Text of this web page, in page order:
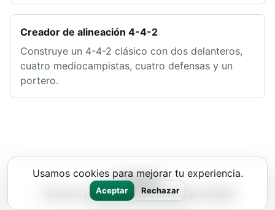
Usamos cookies para mejorar tu experiencia.
Aceptar Rechazar
Creador de alineación 4-4-2
Construye un 4-4-2 clásico con dos delanteros,
cuatro mediocampistas, cuatro defensas y un
portero.
Lineup11
Términos y condicionesPolítica de privacidad